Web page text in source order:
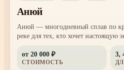
Анюй
Анюй — многодневный сплав по
реке для тех, кто хочет настоящую
городского ритма.
от 20 000 ₽
СТОИМОСТЬ
3,